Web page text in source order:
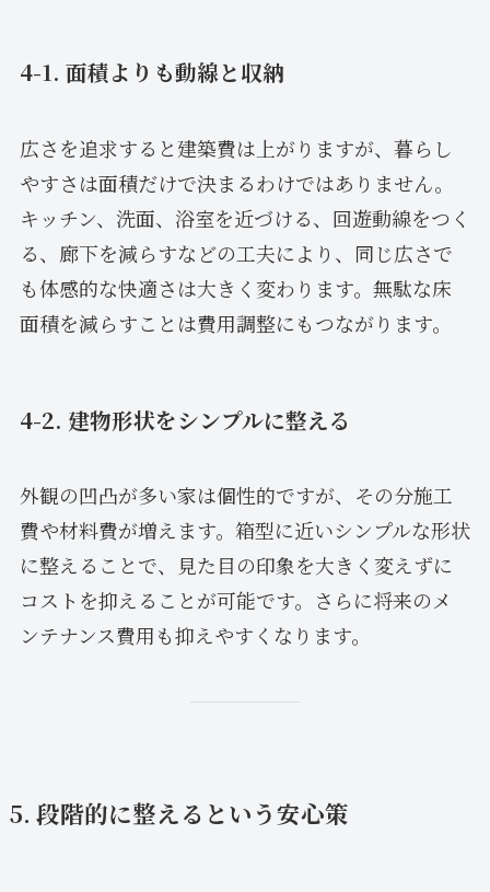
4-1. 面積よりも動線と収納
広さを追求すると建築費は上がりますが、暮らし
やすさは面積だけで決まるわけではありません。
キッチン、洗面、浴室を近づける、回遊動線をつく
る、廊下を減らすなどの工夫により、同じ広さで
も体感的な快適さは大きく変わります。無駄な床
面積を減らすことは費用調整にもつながります。
4-2. 建物形状をシンプルに整える
外観の凹凸が多い家は個性的ですが、その分施工
費や材料費が増えます。箱型に近いシンプルな形状
に整えることで、見た目の印象を大きく変えずに
コストを抑えることが可能です。さらに将来のメ
ンテナンス費用も抑えやすくなります。
5. 段階的に整えるという安心策